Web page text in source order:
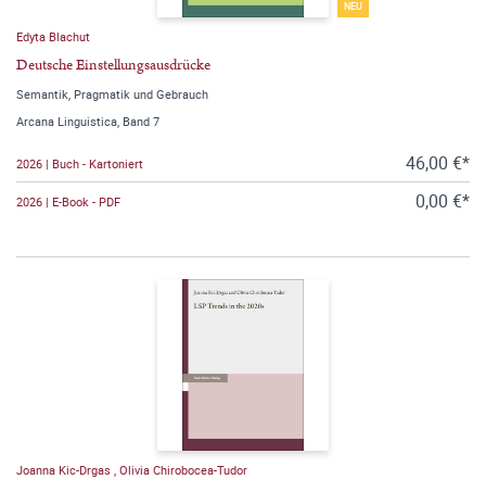
NEU
Edyta Blachut
Deutsche Einstellungsausdrücke
Semantik, Pragmatik und Gebrauch
Arcana Linguistica, Band 7
2026 | Buch - Kartoniert 46,00 €*
2026 | E-Book - PDF 0,00 €*
Joanna Kic-Drgas , Olivia Chirobocea-Tudor